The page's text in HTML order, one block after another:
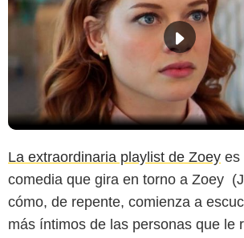
La extraordinaria playlist de Zoey es
comedia que gira en torno a Zoey
cómo, de repente, comienza a
más íntimos de las personas que le